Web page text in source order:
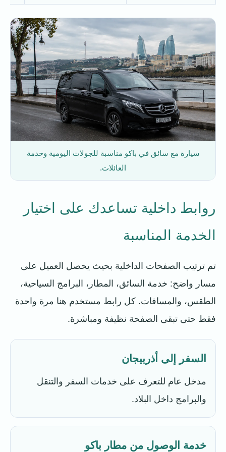
سيارة مع سائق في باكو مناسبة للجولات اليومية وخدمة
العائلات.
روابط داخلية تساعدك على اختيار
الخدمة المناسبة
تم ترتيب الصفحات الداخلية بحيث يحصل العميل على
مسار واضح: خدمة السائق، المطار، البرامج السياحية،
الطقس، والمسافات. كل رابط مستخدم هنا مرة واحدة
فقط حتى تبقى الصفحة نظيفة ومباشرة.
السفر إلى أذربيجان
مدخل عام للتعرف على خدمات السفر والتنقل
والبرامج داخل البلاد.
خدمة الوصول من مطار باكو